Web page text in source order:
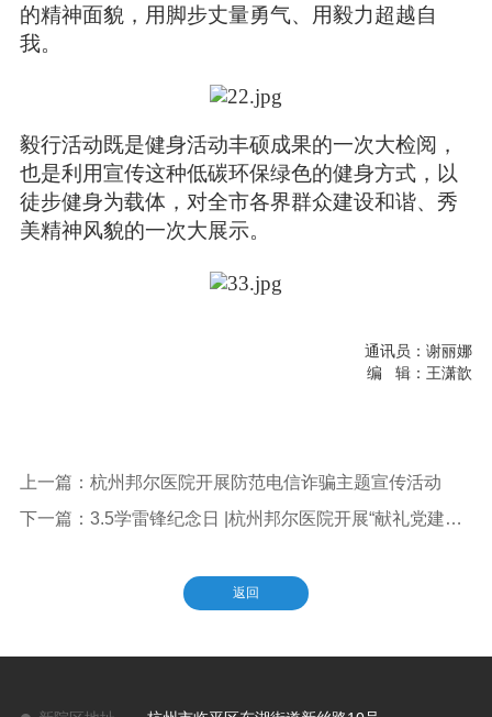
的精神面貌，用脚步丈量勇气、用毅力超越自
我。
毅行活动既是健身活动丰硕成果的一次大检阅，
也是利用宣传这种低碳环保绿色的健身方式，以
徒步健身为载体，对全市各界群众建设和谐、秀
美精神风貌的一次大展示。
通讯员：谢丽娜
编 辑：王潇歆
上一篇：杭州邦尔医院开展防范电信诈骗主题宣传活动
下一篇：3.5学雷锋纪念日 |杭州邦尔医院开展“献礼党建百年 发扬雷锋精神”大型公益便民活动
返回